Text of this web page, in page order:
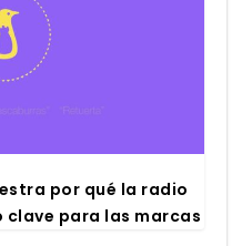
por qué la radio
cla­ve para las mar­cas